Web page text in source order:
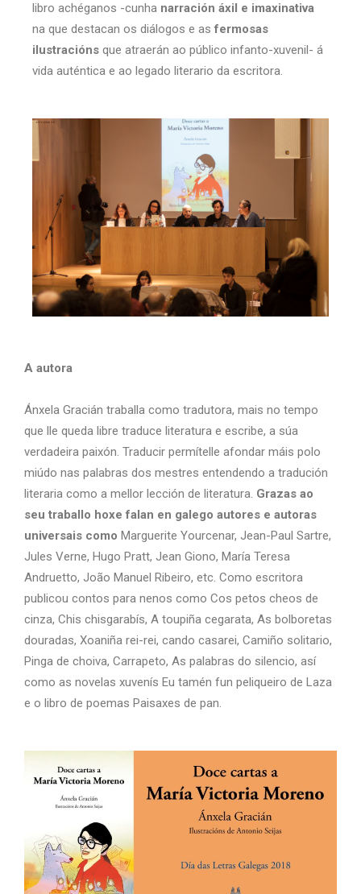
libro achéganos -cunha narración áxil e imaxinativa
na que destacan os diálogos e asfermosas
ilustracións que atraerán ao público infanto-xuvenil- á
vida auténtica e ao legado literario da escritora.
A autora
Ánxela Gracián traballa como tradutora, mais no tempo
que lle queda libre traduce literatura e escribe, a súa
verdadeira paixón. Traducir permítelle afondar máis polo
miúdo nas palabras dos mestres entendendo a tradución
literaria como a mellor lección de literatura. Grazas ao
seu traballo hoxe falan en galego autores e autoras
universais como Marguerite Yourcenar, Jean-Paul Sartre,
Jules Verne, Hugo Pratt, Jean Giono, María Teresa
Andruetto, João Manuel Ribeiro, etc. Como escritora
publicou contos para nenos como Cos petos cheos de
cinza, Chis chisgarabís, A toupiña cegarata, As bolboretas
douradas, Xoaniña rei-rei, cando casarei, Camiño solitario,
Pinga de choiva, Carrapeto, As palabras do silencio, así
como as novelas xuvenís Eu tamén fun peliqueiro de Laza
e o libro de poemas Paisaxes de pan.